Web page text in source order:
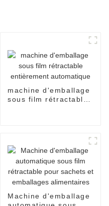
machine d'emballage
sous film rétractable
Machine d'emballage